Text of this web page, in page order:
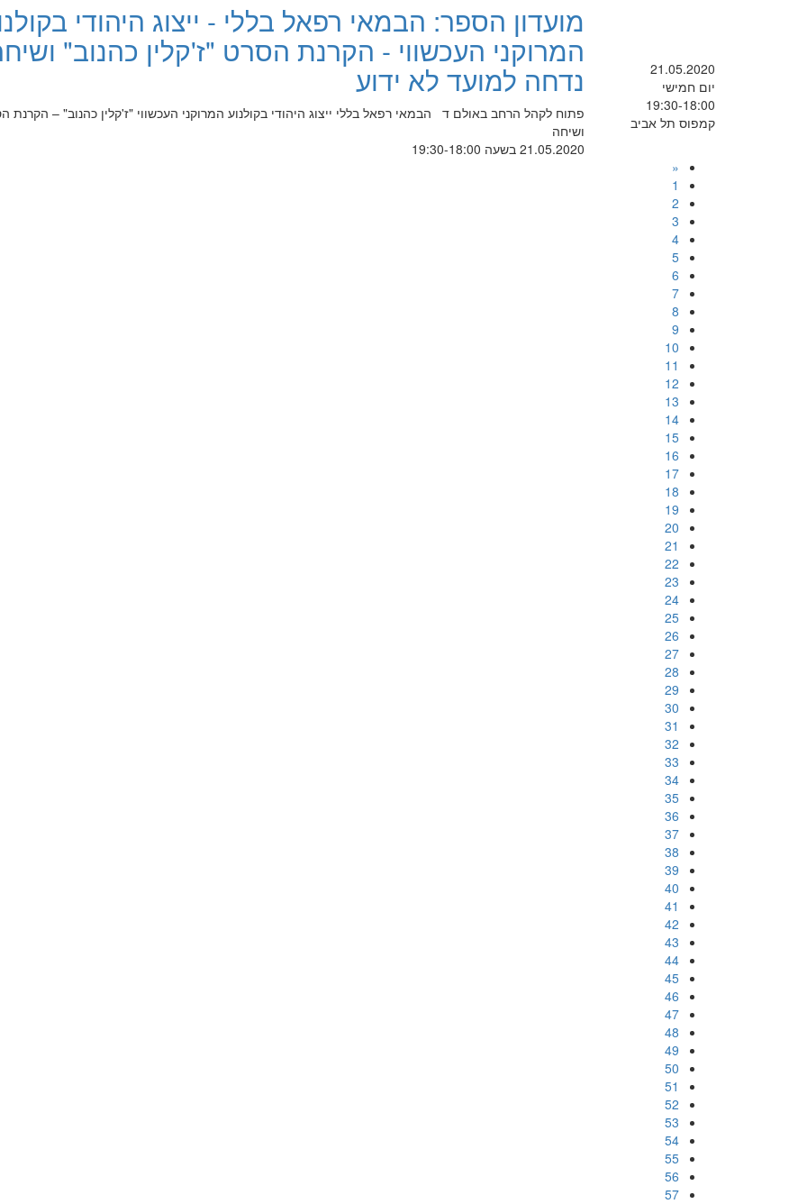
21.05.2020
יום חמישי
19:30-18:00
קמפוס תל אביב
מועדון הספר: הבמאי רפאל בללי - ייצוג היהודי
המרוקני העכשווי - הקרנת הסרט "ז'קלין כהנוב"
נדחה למועד לא ידוע
פתוח לקהל הרחב באולם ד הבמאי רפאל בללי ייצוג היהודי בקולנוע המרוקני העכשווי "ז'קלין כהנוב" – הקרנת
ושיחה
21.05.2020 בשעה 19:30-18:00
«
1
2
3
4
5
6
7
8
9
10
11
12
13
14
15
16
17
18
19
20
21
22
23
24
25
26
27
28
29
30
31
32
33
34
35
36
37
38
39
40
41
42
43
44
45
46
47
48
49
50
51
52
53
54
55
56
57